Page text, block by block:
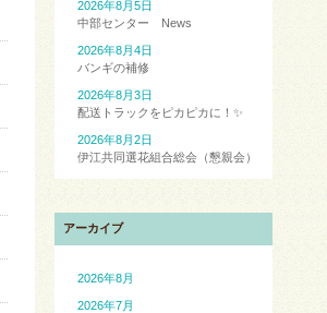
2026年8月5日
中部センター News
2026年8月4日
バンギの補修
2026年8月3日
配送トラックをピカピカに！✨
2026年8月2日
伊江共同選花組合総会（懇親会）
アーカイブ
2026年8月
2026年7月